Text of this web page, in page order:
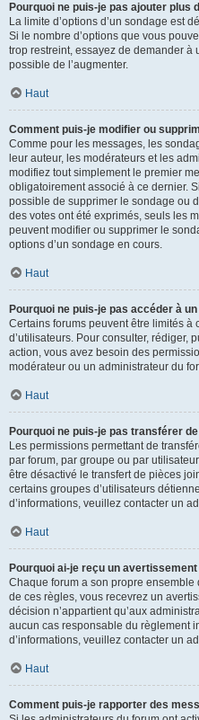
Pourquoi ne puis-je pas ajouter plus
La limite d’options d’un sondage est
Si le nombre d’options que vous
trop restreint, essayez de demander à
possible de l’augmenter.
Haut
Comment puis-je modifier ou
Comme pour les messages, les
leur auteur, les modérateurs et les
modifiez tout simplement le premier
obligatoirement associé à ce dernier.
possible de supprimer le sondage ou
des votes ont été exprimés, seuls les
peuvent modifier ou supprimer le
options d’un sondage en cours.
Haut
Pourquoi ne puis-je pas accéder à
Certains forums peuvent être limités à
d’utilisateurs. Pour consulter, rédiger,
action, vous avez besoin des
modérateur ou un administrateur du
Haut
Pourquoi ne puis-je pas transférer
Les permissions permettant de
par forum, par groupe ou par
être désactivé le transfert de pièces
certains groupes d’utilisateurs
d’informations, veuillez contacter un
Haut
Pourquoi ai-je reçu un avertissement
Chaque forum a son propre
de ces règles, vous recevrez un
décision n’appartient qu’aux
aucun cas responsable du règlement
d’informations, veuillez contacter un
Haut
Comment puis-je rapporter des